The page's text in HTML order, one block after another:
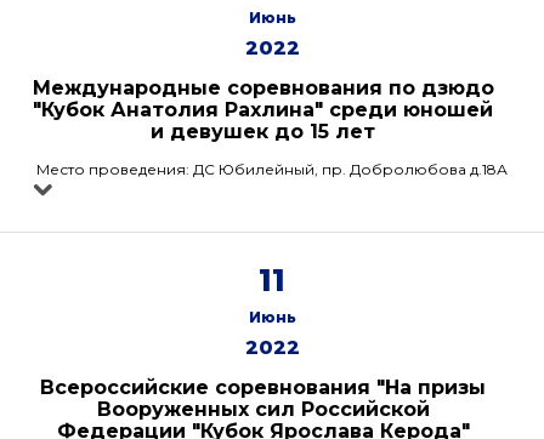
Июнь
2022
Международные соревнования по дзюдо
"Кубок Анатолия Рахлина" среди юношей
и девушек до 15 лет
Место проведения: ДС Юбилейный, пр. Добролюбова д.18А
11
Июнь
2022
Всероссийские соревнования "На призы
Вооруженных сил Российской
Федерации "Кубок Ярослава Керода"